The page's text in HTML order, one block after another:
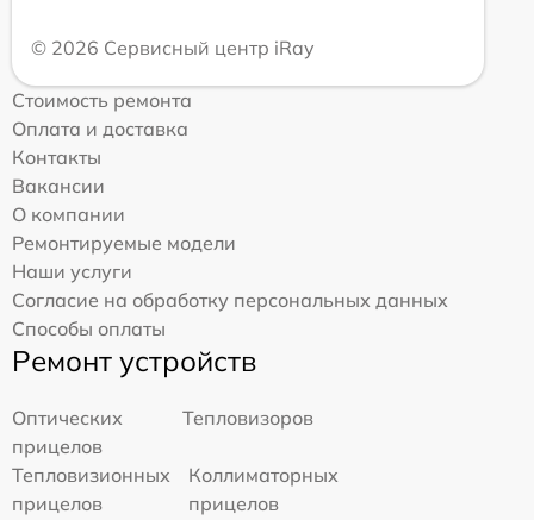
© 2026 Сервисный центр iRay
Стоимость ремонта
Оплата и доставка
Контакты
Вакансии
О компании
Ремонтируемые модели
Наши услуги
Согласие на обработку персональных данных
Способы оплаты
Ремонт устройств
Оптических
прицелов
Тепловизоров
Тепловизионных
прицелов
Коллиматорных
прицелов